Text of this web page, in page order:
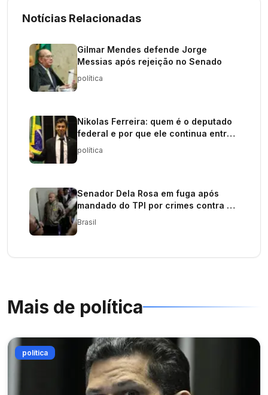
Notícias Relacionadas
Gilmar Mendes defende Jorge
Messias após rejeição no Senado
política
Nikolas Ferreira: quem é o deputado
federal e por que ele continua entre
os políticos mais influentes do Brasil
política
Senador Dela Rosa em fuga após
mandado do TPI por crimes contra a
humanidade
Brasil
Mais de política
política